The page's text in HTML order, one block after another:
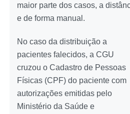
maior parte dos casos, a
e de forma manual.
No caso da distribuição a
pacientes falecidos, a CGU
cruzou o Cadastro de Pessoas
Físicas (CPF) do paciente com
autorizações emitidas pelo
Ministério da Saúde e